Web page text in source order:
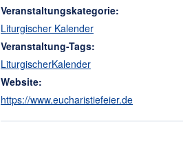
Veranstaltungskategorie:
Liturgischer Kalender
Veranstaltung-Tags:
LiturgischerKalender
Website:
https://www.eucharistiefeier.de